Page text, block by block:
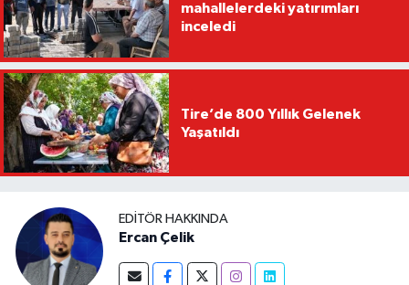
mahallelerdeki yatırımları
inceledi
Tire’de 800 Yıllık Gelenek
Yaşatıldı
EDITÖR HAKKINDA
Ercan Çelik